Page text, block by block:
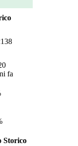
fa
Storico